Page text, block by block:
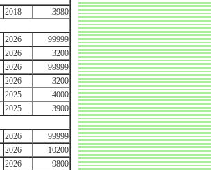
2018
3980
2026
99999
2026
3200
2026
99999
2026
3200
2025
4000
2025
3900
2026
99999
2026
10200
2026
9800